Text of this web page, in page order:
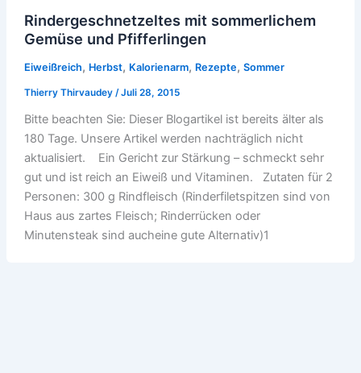
Rindergeschnetzeltes mit sommerlichem
Gemüse und Pfifferlingen
Eiweißreich, Herbst, Kalorienarm, Rezepte, Sommer
Thierry Thirvaudey /Juli 28, 2015
Bitte beachten Sie: Dieser Blogartikel ist bereits älter als
180 Tage. Unsere Artikel werden nachträglich nicht
aktualisiert. Ein Gericht zur Stärkung – schmeckt sehr
gut und ist reich an Eiweiß und Vitaminen. Zutaten für 2
Personen: 300 g Rindfleisch (Rinderfiletspitzen sind von
Haus aus zartes Fleisch; Rinderrücken oder
Minutensteak sind aucheine gute Alternativ)1